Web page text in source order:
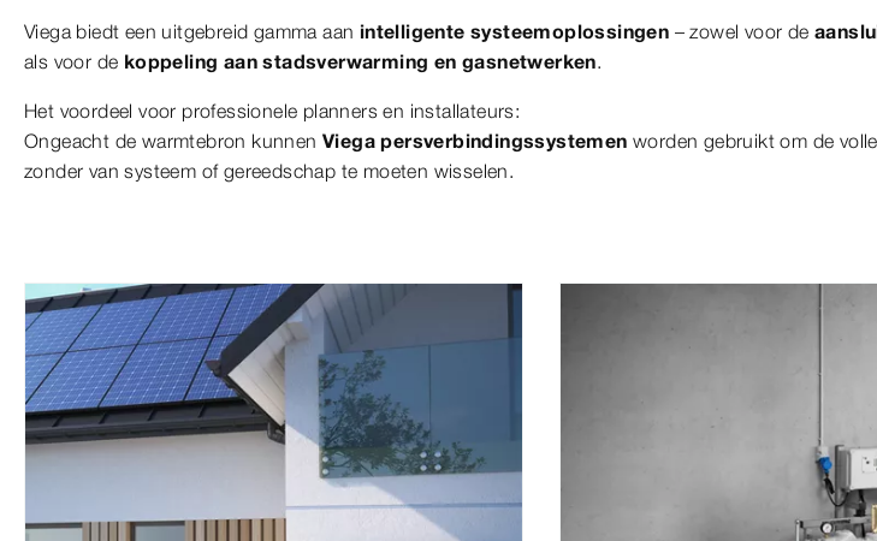
Viega biedt een uitgebreid gamma aan intelligente systeemoplossingen – zowel voor de
als voor de koppeling aan stadsverwarming en gasnetwerken.
Het voordeel voor professionele planners en installateurs:
Ongeacht de warmtebron kunnen Viega persverbindingssystemen worden gebruikt om de
zonder van systeem of gereedschap te moeten wisselen.